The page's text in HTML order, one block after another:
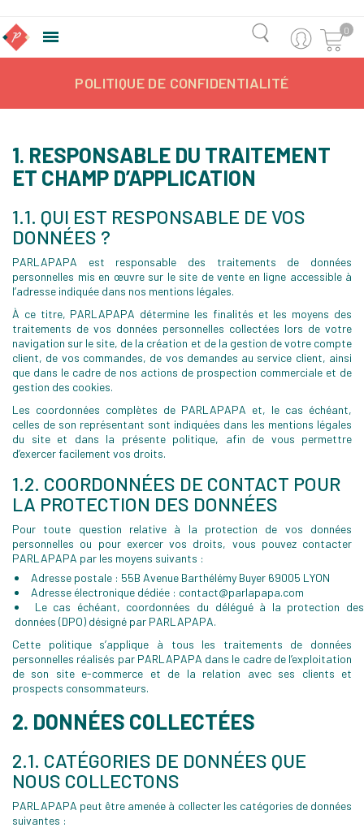
 0
POLITIQUE DE CONFIDENTIALITÉ
1. RESPONSABLE DU TRAITEMENT
ET CHAMP D’APPLICATION
1.1. QUI EST RESPONSABLE DE VOS
DONNÉES ?
PARLAPAPA est responsable des traitements de données
personnelles mis en œuvre sur le site de vente en ligne accessible à
l’adresse indiquée dans nos mentions légales.
À ce titre, PARLAPAPA détermine les finalités et les moyens des
traitements de vos données personnelles collectées lors de votre
navigation sur le site, de la création et de la gestion de votre compte
client, de vos commandes, de vos demandes au service client, ainsi
que dans le cadre de nos actions de prospection commerciale et de
gestion des cookies.
Les coordonnées complètes de PARLAPAPA et, le cas échéant,
celles de son représentant sont indiquées dans les mentions légales
du site et dans la présente politique, afin de vous permettre
d’exercer facilement vos droits.
1.2. COORDONNÉES DE CONTACT POUR
LA PROTECTION DES DONNÉES
Pour toute question relative à la protection de vos données
personnelles ou pour exercer vos droits, vous pouvez contacter
PARLAPAPA par les moyens suivants :
Adresse postale : 55B Avenue Barthélémy Buyer 69005 LYON
Adresse électronique dédiée : contact@parlapapa.com
Le cas échéant, coordonnées du délégué à la protection des
données (DPO) désigné par PARLAPAPA.
Cette politique s’applique à tous les traitements de données
personnelles réalisés par PARLAPAPA dans le cadre de l’exploitation
de son site e-commerce et de la relation avec ses clients et
prospects consommateurs.
2. DONNÉES COLLECTÉES
2.1. CATÉGORIES DE DONNÉES QUE
NOUS COLLECTONS
PARLAPAPA peut être amenée à collecter les catégories de données
suivantes :